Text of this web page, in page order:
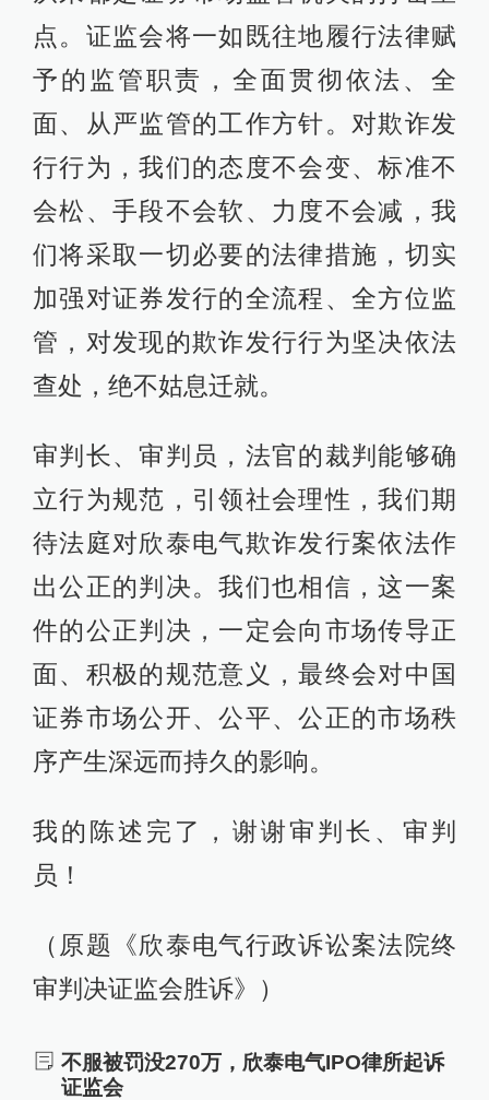
点。证监会将一如既往地履行法律赋
予的监管职责，全面贯彻依法、全
面、从严监管的工作方针。对欺诈发
行行为，我们的态度不会变、标准不
会松、手段不会软、力度不会减，我
们将采取一切必要的法律措施，切实
加强对证券发行的全流程、全方位监
管，对发现的欺诈发行行为坚决依法
查处，绝不姑息迁就。
审判长、审判员，法官的裁判能够确
立行为规范，引领社会理性，我们期
待法庭对欣泰电气欺诈发行案依法作
出公正的判决。我们也相信，这一案
件的公正判决，一定会向市场传导正
面、积极的规范意义，最终会对中国
证券市场公开、公平、公正的市场秩
序产生深远而持久的影响。
我的陈述完了，谢谢审判长、审判
员！
（原题《欣泰电气行政诉讼案法院终
审判决证监会胜诉》）
不服被罚没270万，欣泰电气IPO律所起诉
证监会